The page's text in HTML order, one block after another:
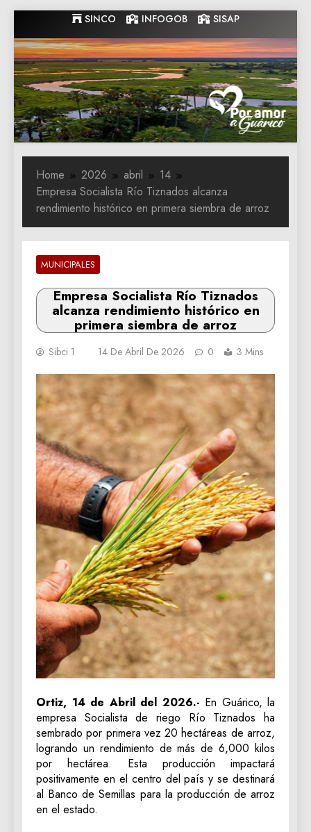
to
content
SINCO INFOGOB SISAP
Gobernacion
de Guarico
Gobernacion de Guarico
Home 2026 abril
14
Empresa Socialista Río Tiznados alcanza
rendimiento histórico en primera siembra de arroz
MUNICIPALES
Empresa Socialista Río Tiznados
alcanza rendimiento histórico en
primera siembra de arroz
Sibci 1 14 De Abril De 2026 0 3 Mins
Ortiz, 14 de Abril del 2026.- En Guárico, la
empresa Socialista de riego Río Tiznados ha
sembrado por primera vez 20 hectáreas de arroz,
logrando un rendimiento de más de 6,000 kilos
por hectárea. Esta producción impactará
positivamente en el centro del país y se destinará
al Banco de Semillas para la producción de arroz
en el estado.